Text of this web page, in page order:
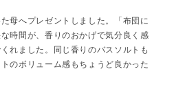
わらかな花の香り
ルガモット、ゼラニウム、イランイ
母へプレゼントしました。「布団に
時間が、香りのおかげで気分良く感
れました。同じ香りのバスソルトも
のボリューム感もちょうど良かった